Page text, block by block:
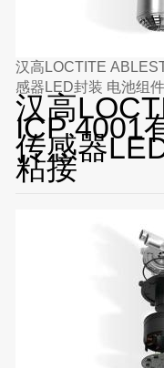
汉高LOCTITE
感器LED封装 电池组
汉高
ICP 4001
传感器
粘接